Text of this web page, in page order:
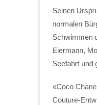
Seinen
normalen
Schwimmen
Eiermann,
Seefahrt und
«Coco
Couture-